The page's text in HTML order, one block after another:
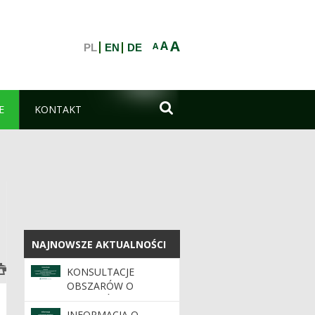
AAA
PL EN DE
KONTAKT 
NAJNOWSZE AKTUALNOŚCI
NAJNOWSZE AKTUALNOŚCI
KONSULTACJE
OBSZARÓW O
SZCZEGÓLNYCH